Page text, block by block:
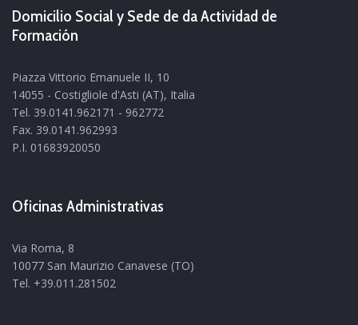
Domicilio Social y Sede de da Actividad de
Formación
Piazza Vittorio Emanuele II, 10
14055 - Costigliole d'Asti (AT), Italia
Tel. 39.0141.962171 - 962772
Fax. 39.0141.962993
P.I. 01683920050
Oficinas Administrativas
Via Roma, 8
10077 San Maurizio Canavese (TO)
Tel. +39.011.281502